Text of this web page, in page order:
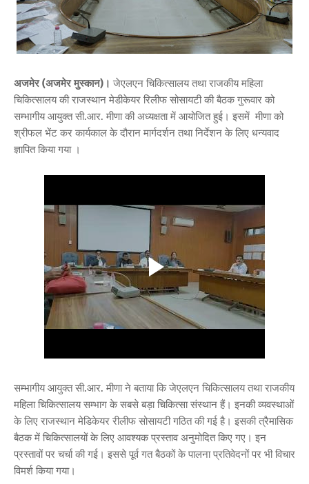
अजमेर (अजमेर मुस्कान)। जेएलएन चिकित्सालय तथा राजकीय महिला
चिकित्सालय की राजस्थान मेडीकेयर रिलीफ सोसायटी की बैठक गुरूवार को
सम्भागीय आयुक्त सी.आर. मीणा की अध्यक्षता में आयोजित हुई। इसमें मीणा को
श्रीफल भेंट कर कार्यकाल के दौरान मार्गदर्शन तथा निर्देशन के लिए धन्यवाद
ज्ञापित किया गया ।
सम्भागीय आयुक्त सी.आर. मीणा ने बताया कि जेएलएन चिकित्सालय तथा राजकीय
महिला चिकित्सालय सम्भाग के सबसे बड़ा चिकित्सा संस्थान हैं। इनकी व्यवस्थाओं
के लिए राजस्थान मेडिकेयर रीलीफ सोसायटी गठित की गई है। इसकी त्रैमासिक
बैठक में चिकित्सालयों के लिए आवश्यक प्रस्ताव अनुमोदित किए गए। इन
प्रस्तावों पर चर्चा की गई। इससे पूर्व गत बैठकों के पालना प्रतिवेदनों पर भी विचार
विमर्श किया गया।